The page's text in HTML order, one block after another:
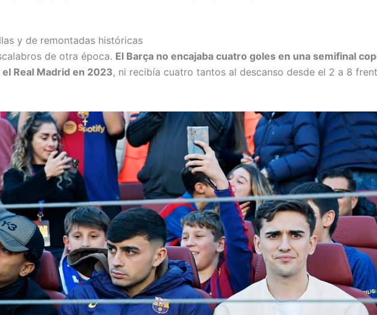
y de remontadas históricas
de otra época. El Barça no encajaba cuatro goles en una semifinal
Real Madrid en 2023, ni recibía cuatro tantos al descanso desde el 2 a 8